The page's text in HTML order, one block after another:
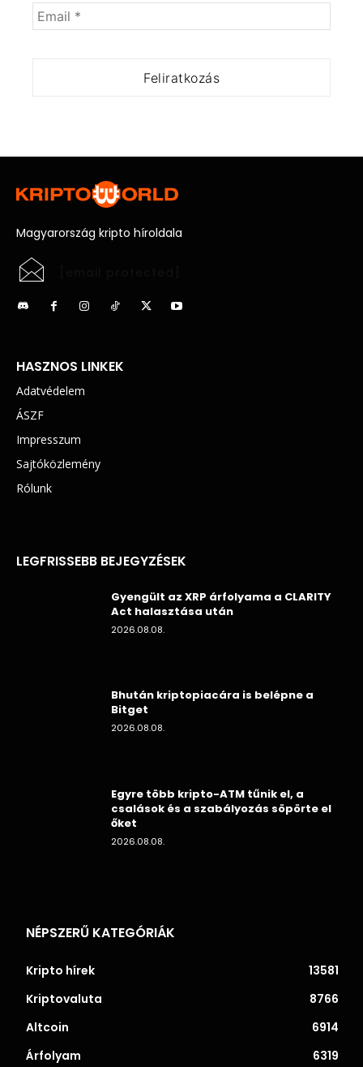
Magyarország kripto híroldala
HASZNOS LINKEK
Adatvédelem
ÁSZF
Impresszum
Sajtóközlemény
Rólunk
LEGFRISSEBB BEJEGYZÉSEK
Gyengült az XRP árfolyama a CLARITY
Act halasztása után
2026.08.08.
Bhután kriptopiacára is belépne a
Bitget
2026.08.08.
Egyre több kripto-ATM tűnik el, a
csalások és a szabályozás söpörte el
őket
2026.08.08.
NÉPSZERŰ KATEGÓRIÁK
Kripto hírek
13581
Kriptovaluta
8766
Altcoin
6914
Árfolyam
6319